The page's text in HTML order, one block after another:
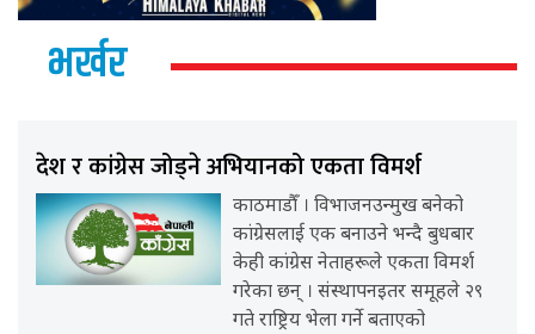
भर्खर
देश र कांग्रेस जोड्ने अभियानको एकता विमर्श
काठमाडौँ । विभाजनउन्मुख बनेको
कांग्रेसलाई एक बनाउने भन्दै बुधबार
केही कांग्रेस नेताहरूले एकता विमर्श
गरेका छन् । संस्थापनइतर समूहले २९
गते राष्ट्रिय भेला गर्ने बताएको